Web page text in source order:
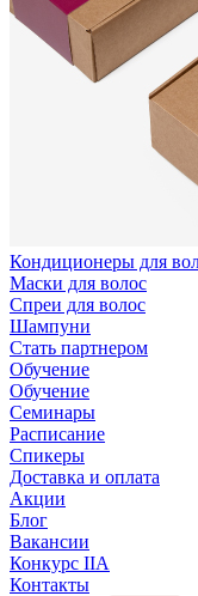
Кондиционеры для
Маски для волос
Спреи для волос
Шампуни
Стать партнером
Обучение
Обучение
Семинары
Расписание
Спикеры
Доставка и оплата
Акции
Блог
Вакансии
Конкурс IIA
Контакты